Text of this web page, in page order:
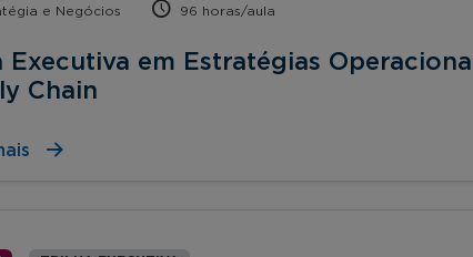
e Negócios 96 horas/aula
Executiva em Estratégias
Chain